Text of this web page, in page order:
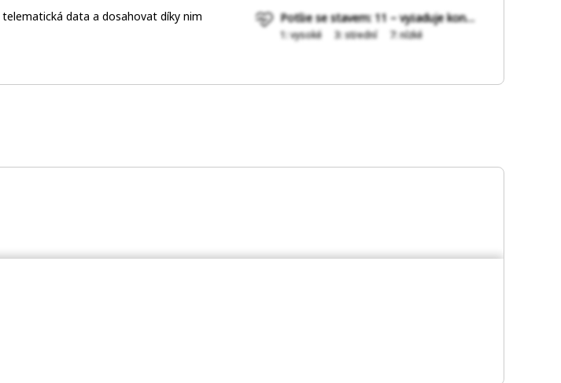
data a dosahovat díky nim
Potíže se stavem: 11 – vyžaduje kontrolu
1: vysoké 3: střední 7: nízké